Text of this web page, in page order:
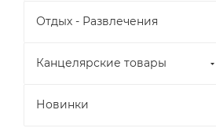
Отдых - Развлечения
Канцелярские товары
Новинки